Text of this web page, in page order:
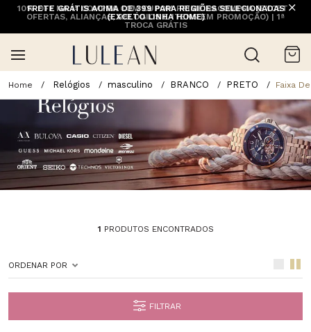
10% OFF NA 1ª COMPRA COM CUPOM PRIMEIRACOMPRA (EXCETO
OFERTAS, ALIANÇAS, RELÓGIOS E ITENS EM PROMOÇÃO) | 1ª
TROCA GRÁTIS
FRETE GRÁTIS ACIMA DE 399 PARA REGIÕES SELECIONADAS
(EXCETO LINHA HOME)
Relógios masculino BRANCO PRETO Faixa
1 PRODUTOS ENCONTRADOS
ORDENAR POR
FILTRAR